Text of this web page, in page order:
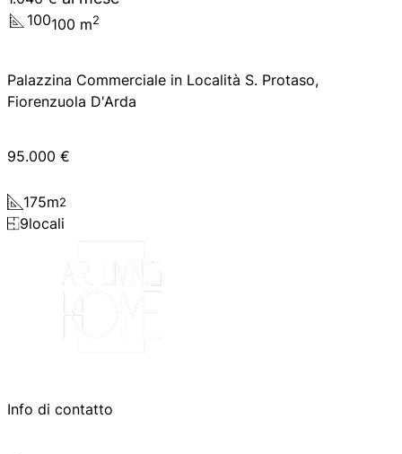
100100 m2
Palazzina Commerciale in Località S. Protaso,
Fiorenzuola D'Arda
95.000 €
175m2
9locali
Info di contatto